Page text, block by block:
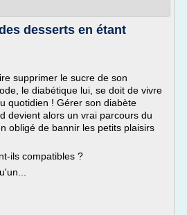
desserts en étant
supprimer le sucre de son
le diabétique lui, se doit de vivre
quotidien ! Gérer son diabète
devient alors un vrai parcours du
obligé de bannir les petits plaisirs
ils compatibles ?